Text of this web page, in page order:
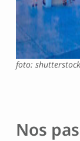
foto: shutterstock
Nos